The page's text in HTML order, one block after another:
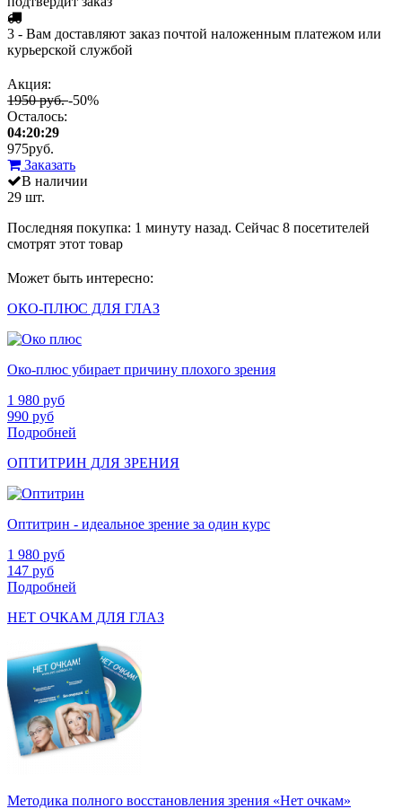
3 - Вам доставляют заказ почтой наложенным платежом или
курьерской службой
Акция:
1950 руб.-50%
Осталось:
04:20:29
975руб.
Заказать
В наличии
29 шт.
Последняя покупка: 1 минуту назад. Сейчас 8 посетителей
смотрят этот товар
Может быть интересно:
ОКО-ПЛЮС ДЛЯ ГЛАЗ
Око-плюс убирает причину плохого зрения
1 980 руб
990 руб
Подробней
ОПТИТРИН ДЛЯ ЗРЕНИЯ
Оптитрин - идеальное зрение за один курс
1 980 руб
147 руб
Подробней
НЕТ ОЧКАМ ДЛЯ ГЛАЗ
Методика полного восстановления зрения «Нет очкам»